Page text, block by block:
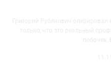
Григорий Рубенович оперировал
только, что это реальный
побочек.